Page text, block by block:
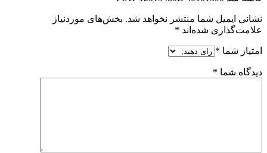
نشانی ایمیل شما منتشر نخواهد شد. بخش‌های موردنیاز
علامت‌گذاری شده‌اند *
امتیاز شما *
دیدگاه شما *